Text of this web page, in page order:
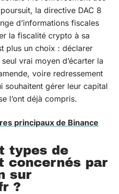
la directive DAC 8
d’informations fiscales
la fiscalité crypto à sa
plus un choix : déclarer
vrai moyen d’écarter la
voire redressement
souhaitent gérer leur capital
l’ont déjà compris.
principaux de Binance
types de
concernés par
sur
?